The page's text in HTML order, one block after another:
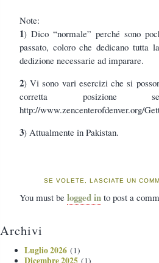
Note:
1) Dico “normale” perché sono
passato, coloro che dedicano
dedizione necessarie ad imparare.
2) Vi sono vari esercizi che si
corretta
http://www.zencenterofdenver.org/
3) Attualmente in Pakistan.
SE VOLETE, LASCIATE UN
You must be logged in to post a
Archivi
Luglio 2026 (1)